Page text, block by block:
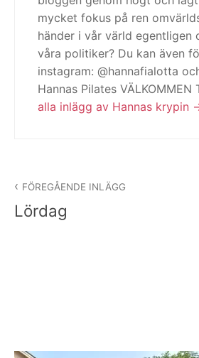
mycket fokus på ren
händer i vår värld egentligen
våra politiker? Du kan även
instagram: @hannafialotta
Hannas Pilates VÄLKOMMEN
alla inlägg av Hannas krypin
FÖREGÅENDE INLÄGG
Lördag